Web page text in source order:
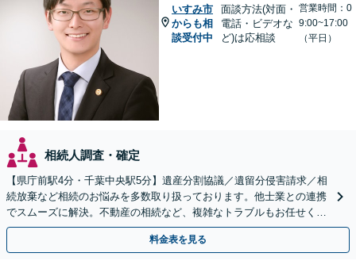
いすみ市
からも相
談受付中
面談方法(対面・
電話・ビデオな
ど)は応相談
営業時間：0
9:00~17:00
（平日）
相続人調査・確定
【県庁前駅4分・千葉中央駅5分】遺産分割協議／遺留分侵害請求／相
続放棄など相続のお悩みを多数取り扱っております。他士業との連携
でスムーズに解決。不動産の相続など、複雑なトラブルもお任せくだ
さい。【初回面談相談30分無料】
料金表を見る